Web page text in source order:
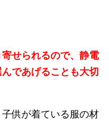
せられるので、静電
であげることも大切
供が着ている服の材